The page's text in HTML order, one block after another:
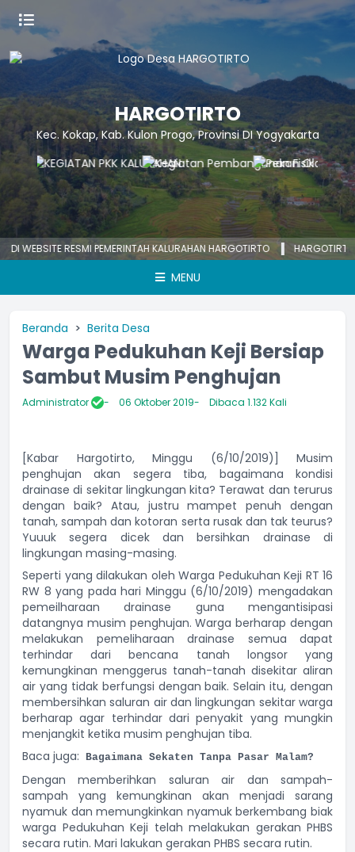
HARGOTIRTO
Kec. Kokap, Kab. Kulon Progo, Provinsi DI Yogyakarta
RESMI PEMERINTAH KALURAHAN HARGOTIRTO HARGOTIRTO
MENU
Beranda Berita Desa
Warga Pedukuhan Keji Bersiap
Sambut Musim Penghujan
Administrator 06 Oktober 2019 Dibaca 1.132 Kali
[Kabar Hargotirto, Minggu (6/10/2019)] Musim
penghujan akan segera tiba, bagaimana kondisi
drainase di sekitar lingkungan kita? Terawat dan terurus
dengan baik? Atau, justru mampet penuh dengan
tanah, sampah dan kotoran serta rusak dan tak teurus?
Yuuuk segera dicek dan bersihkan drainase di
lingkungan masing-masing.
Seperti yang dilakukan oleh Warga Pedukuhan Keji RT 16
RW 8 yang pada hari Minggu (6/10/2019) mengadakan
pemeilharaan drainase guna mengantisipasi
datangnya musim penghujan. Warga berharap dengan
melakukan pemeliharaan drainase semua dapat
terhindar dari bencana tanah longsor yang
kemungkinan menggerus tanah-tanah disekitar aliran
air yang tidak berfungsi dengan baik. Selain itu, dengan
membersihkan saluran air dan lingkungan sekitar warga
berharap agar terhindar dari penyakit yang mungkin
menjangkit ketika musim penghujan tiba.
Baca juga:
Bagaimana Sekaten Tanpa Pasar Malam?
Dengan memberihkan saluran air dan sampah-
sampah yang kemungkinan akan menjadi sarang
nyamuk dan memungkinkan nyamuk berkembang biak
warga Pedukuhan Keji telah melakukan gerakan PHBS
secara rutin. Mari lakukan gerakan PHBS secara rutin.